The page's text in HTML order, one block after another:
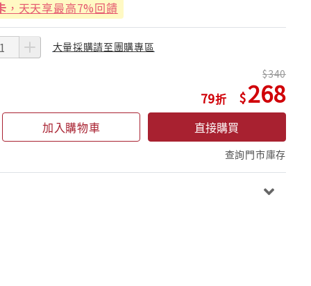
，天天享最高7%回饋
大量採購請至團購專區
79
340
268
加入購物車 直接購買
查詢門市庫存